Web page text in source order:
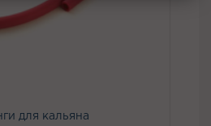
для кальяна